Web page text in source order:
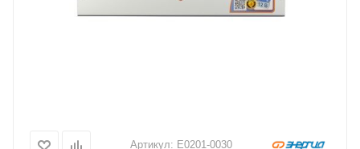
Артикул: Е0201-0030